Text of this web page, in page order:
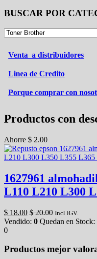
BUSCAR POR
Venta a distribuidores
Linea de Credito
Porque comprar con
Productos con
Ahorre $ 2.00
1627961
L110 L210 L300
$ 18.00 $20.00 Incl IGV.
Vendido: 0 Quedan en Stock:
0
Productos mejor